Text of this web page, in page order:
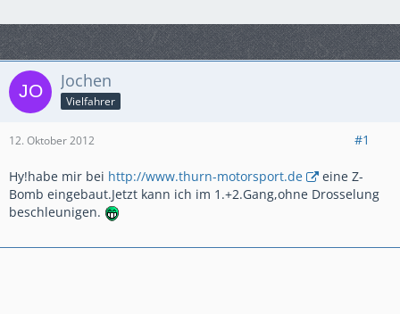
Jochen
Vielfahrer
12. Oktober 2012 #1
Hy!habe mir bei http://www.thurn-motorsport.de
eine Z-
Bomb eingebaut.Jetzt kann ich im 1.+2.Gang,ohne Drosselung
beschleunigen.